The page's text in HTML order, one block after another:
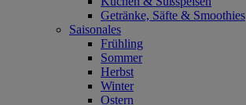
Getränke, Säfte & Smoothies
Saisonales
Frühling
Sommer
Herbst
Winter
Ostern